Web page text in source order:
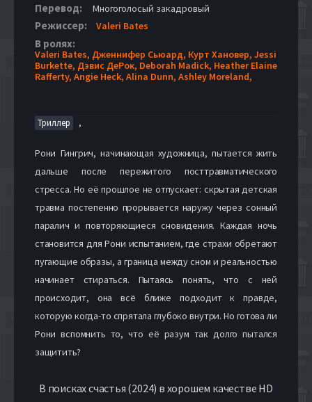
Перевод: Многоголосый закадровый
Режиссер: Valeri Bates
В ролях:
Valeri Bates, Дженнифер Сьюард, Курт Хановер, Jessi
Burkette, Дэвис ДеРок, Deborah Madick, Heather Elaine
Rafferty, Angie Heck, Alina Dunn, Ashley Moreland,
Триллер ,
Рони Гингрич, начинающая художница, пытается жить
дальше после пережитого посттравматического
стресса. Но её прошлое не отпускает: скрытая детская
травма постепенно прорывается наружу через сонный
паралич и повторяющиеся сновидения. Каждая ночь
становится для Рони испытанием, где страхи обретают
пугающие образы, а граница между сном и реальностью
начинает стираться. Пытаясь понять, что с ней
происходит, она всё ближе подходит к правде,
которую когда-то спрятала глубоко внутри. Но готова ли
Рони вспомнить то, что её разум так долго пытался
защитить?
В поисках счастья (2024) в хорошем качестве HD